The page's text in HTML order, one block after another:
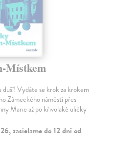
Místkem
Vydáte se krok za krokem
Zámeckého náměstí přes
Marie až po křivolaké uličky
zasielame do 12 dní od